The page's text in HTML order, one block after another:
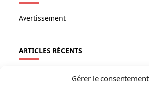
Gérer le consentement
Avertissement
ARTICLES RÉCENTS